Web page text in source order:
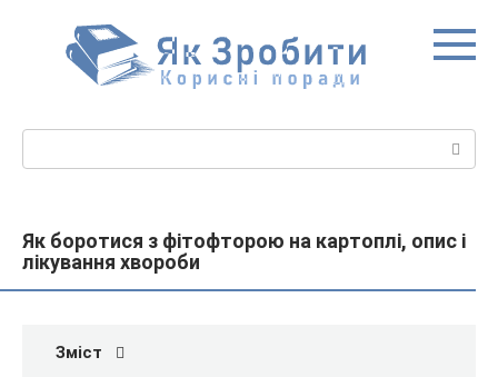
Як боротися з фітофторою на картоплі, опис і
лікування хвороби
Зміст